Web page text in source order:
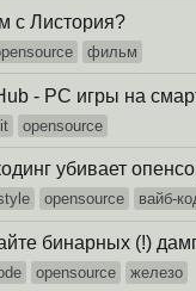
с Листория?
фильм
- PC игры на
opensource
убивает
opensource вайб-
бинарных (!)
opensource железо